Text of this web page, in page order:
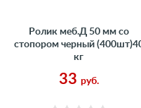
Ролик меб.Д 50 мм со
стопором черный
кг
33 руб.